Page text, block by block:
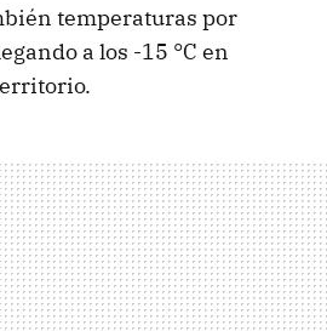
temperaturas por
a los -15 °C en